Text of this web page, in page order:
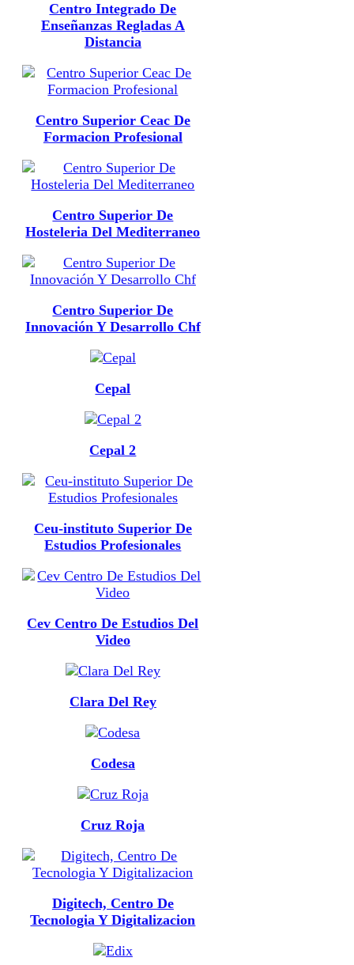
Centro Integrado De
Enseñanzas Regladas A
Distancia
Centro Superior Ceac De
Formacion Profesional
Centro Superior De
Hosteleria Del Mediterraneo
Centro Superior De
Innovación Y Desarrollo Chf
Cepal
Cepal 2
Ceu-instituto Superior De
Estudios Profesionales
Cev Centro De Estudios Del
Video
Clara Del Rey
Codesa
Cruz Roja
Digitech, Centro De
Tecnologia Y Digitalizacion